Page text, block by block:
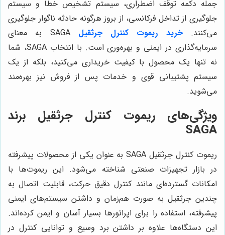
جمله دکمه توقف اضطراری، سیستم تشخیص خطا و سیستم
جلوگیری از تداخل فرکانسی، از بروز هرگونه حادثه ناگوار جلوگیری
می‌کنند.خرید ریموت کنترل جرثقیل
SAGA به معنای
سرمایه‌گذاری در ایمنی و بهره‌وری است. با انتخاب SAGA، شما
نه تنها یک محصول با کیفیت خریداری می‌کنید، بلکه از یک
سیستم پشتیبانی قوی و خدمات پس از فروش نیز بهره‌مند
می‌شوید.
ویژگی‌های ریموت کنترل جرثقیل برند
SAGA
ریموت کنترل جرثقیل SAGA به عنوان یکی از محصولات پیشرفته
در بازار تجهیزات صنعتی شناخته می‌شود. این ریموت‌ها با
امکانات گسترده‌ای مانند کنترل دقیق حرکت، قابلیت اتصال به
چندین جرثقیل به صورت هم‌زمان و داشتن سیستم‌های ایمنی
پیشرفته، استفاده را برای اپراتورها بسیار آسان و ایمن کرده‌اند.
این دستگاه‌ها علاوه بر داشتن برد وسیع و توانایی کنترل در